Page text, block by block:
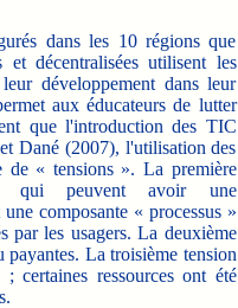
dans les 10 régions que
décentralisées utilisent les
développement dans leur
aux éducateurs de lutter
que l'introduction des TIC
Dané (2007), l'utilisation des
de « tensions ». La première
qui peuvent avoir une
composante « processus »
par les usagers. La deuxième
payantes. La troisième tension
certaines ressources ont été